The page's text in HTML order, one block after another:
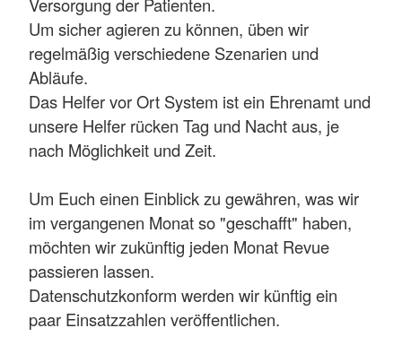
Um sicher agieren zu können, üben wir
regelmäßig verschiedene Szenarien und
Abläufe.
Das Helfer vor Ort System ist ein Ehrenamt und
unsere Helfer rücken Tag und Nacht aus, je
nach Möglichkeit und Zeit.
Um Euch einen Einblick zu gewähren, was wir
im vergangenen Monat so "geschafft" haben,
möchten wir zukünftig jeden Monat Revue
passieren lassen.
Datenschutzkonform werden wir künftig ein
paar Einsatzzahlen veröffentlichen.